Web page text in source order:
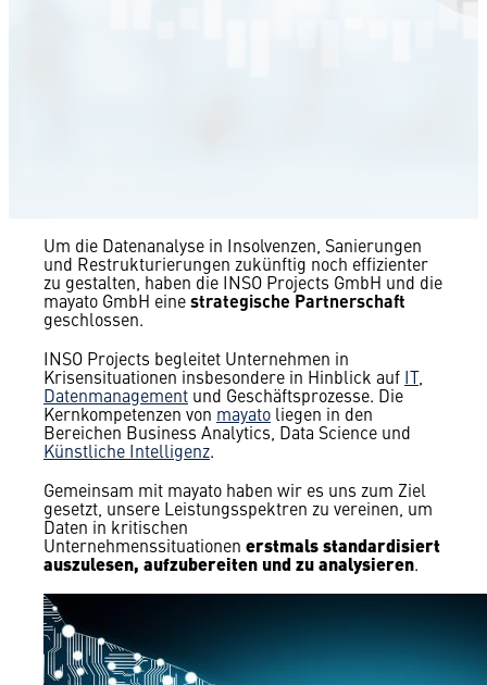
Um die Datenanalyse in Insolvenzen, Sanierungen
und Restrukturierungen zukünftig noch effizienter
zu gestalten, haben die INSO Projects GmbH und die
mayato GmbH einestrategische Partnerschaft
geschlossen.
INSO Projects begleitet Unternehmen in
Krisensituationen insbesondere in Hinblick auf IT,
Datenmanagement und Geschäftsprozesse. Die
Kernkompetenzen von mayato liegen in den
Bereichen Business Analytics, Data Science und
Künstliche Intelligenz.
Gemeinsam mit mayato haben wir es uns zum Ziel
gesetzt, unsere Leistungsspektren zu vereinen, um
Daten in kritischen
Unternehmenssituationen erstmals standardisiert
auszulesen, aufzubereiten und zu analysieren.